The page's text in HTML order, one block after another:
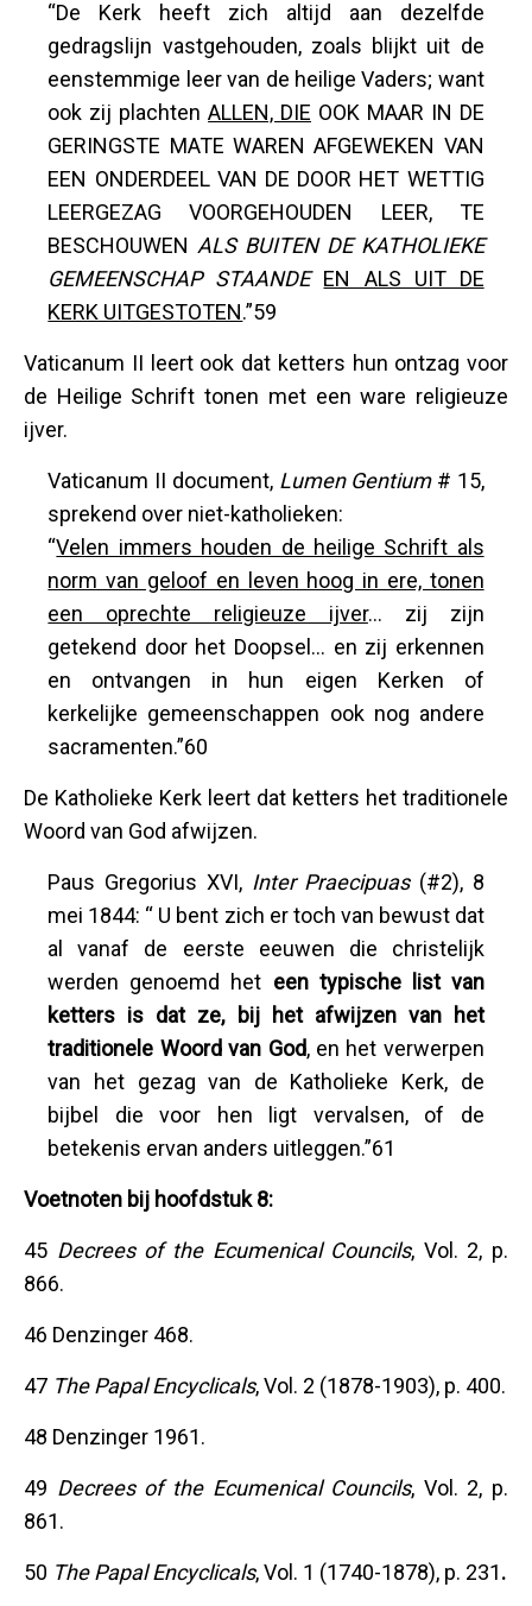
“De Kerk heeft zich altijd aan dezelfde
gedragslijn vastgehouden, zoals blijkt uit de
eenstemmige leer van de heilige Vaders; want
ook zij plachtenALLEN, DIE OOK MAAR IN DE
GERINGSTE MATE WAREN AFGEWEKEN VAN
EEN ONDERDEEL VAN DE DOOR HET WETTIG
LEERGEZAG VOORGEHOUDEN LEER, TE
BESCHOUWEN ALS BUITEN DE KATHOLIEKE
GEMEENSCHAP STAANDE EN ALS UIT DE
KERK UITGESTOTEN.”59
Vaticanum II leert ook dat ketters hun ontzag voor
de Heilige Schrift tonen met een ware religieuze
ijver.
Vaticanum II document, Lumen Gentium # 15,
sprekend over niet-katholieken:
“Velen immers houden de heilige Schrift als
norm van geloof en leven hoog in ere, tonen
een oprechte religieuze ijver… zij zijn
getekend door het Doopsel… en zij erkennen
en ontvangen in hun eigen Kerken of
kerkelijke gemeenschappen ook nog andere
sacramenten.”60
De Katholieke Kerk leert dat ketters het traditionele
Woord van God afwijzen.
Paus Gregorius XVI, Inter Praecipuas(#2), 8
mei 1844: “ U bent zich er toch van bewust dat
al vanaf de eerste eeuwen die christelijk
werden genoemd het een typische list van
ketters is dat ze, bij het afwijzen van het
traditionele Woord van God, en het verwerpen
van het gezag van de Katholieke Kerk, de
bijbel die voor hen ligt vervalsen, of de
betekenis ervan anders uitleggen.”61
Voetnoten bij hoofdstuk 8:
45 Decrees of the Ecumenical Councils, Vol. 2, p.
866.
46 Denzinger 468.
47 The Papal Encyclicals, Vol. 2 (1878-1903), p. 400.
48 Denzinger 1961.
49 Decrees of the Ecumenical Councils, Vol. 2, p.
861.
50 The Papal Encyclicals, Vol. 1 (1740-1878), p. 231.